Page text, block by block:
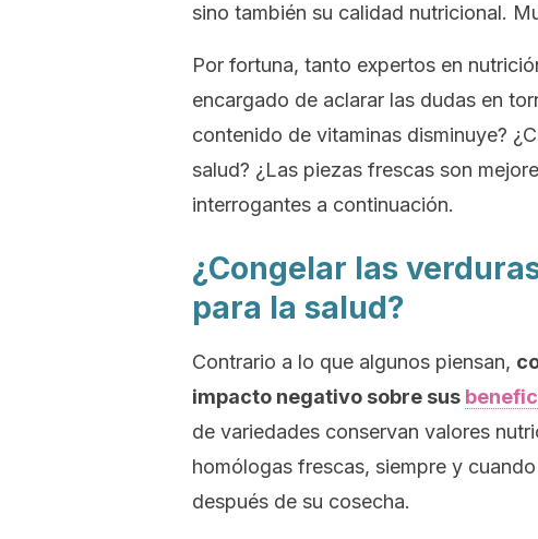
sino también su calidad nutricional.
Por fortuna, tanto expertos en
encargado de aclarar las dudas en
contenido de vitaminas disminuye?
salud? ¿Las piezas frescas son
interrogantes a continuación.
¿Congelar las
para la salud?
Contrario a lo que algunos piensan,
impacto negativo sobre sus
de variedades conservan valores
homólogas frescas, siempre y
después de su cosecha.